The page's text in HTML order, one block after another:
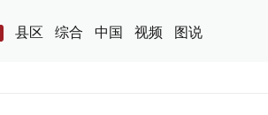
县区 综合 中国 视频 图说